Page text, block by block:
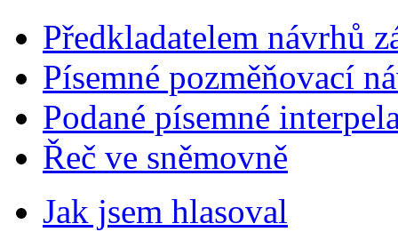
Předkladatelem návrhů
Písemné pozměňovací
Podané písemné
Řeč ve sněmovně
Jak jsem hlasoval